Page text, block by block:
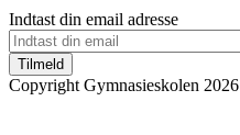
Indtast din email adresse
Tilmeld
Copyright Gymnasieskolen 2026